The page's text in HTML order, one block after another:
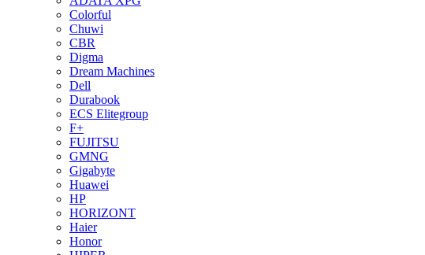
Colorful
Chuwi
CBR
Digma
Dream Machines
Dell
Durabook
ECS Elitegroup
F+
FUJITSU
GMNG
Gigabyte
Huawei
HP
HORIZONT
Haier
Honor